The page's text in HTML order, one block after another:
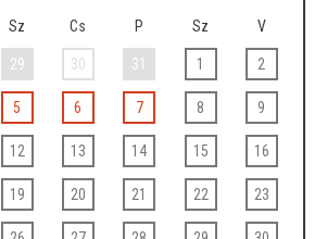
Sz Cs P Sz V
29 30 31 1 2
5 6 7 8 9
12 13 14 15 16
19 20 21 22 23